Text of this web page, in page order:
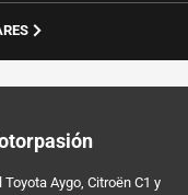
Aygo, Citroën C1 y